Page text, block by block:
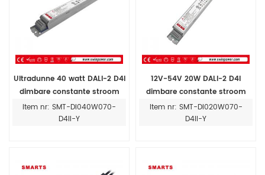
Ultradunne 40 watt DALI-2 D4I
dimbare constante stroom
led-driver voor
binnenverlichting
Item nr: SMT-DI040W070-
D4II-Y
12V-54V 20W DALI-2 D4I
dimbare constante stroom
dimbare intelligente LED-driver
voor LED-verlichting
Item nr: SMT-DI020W070-
D4II-Y